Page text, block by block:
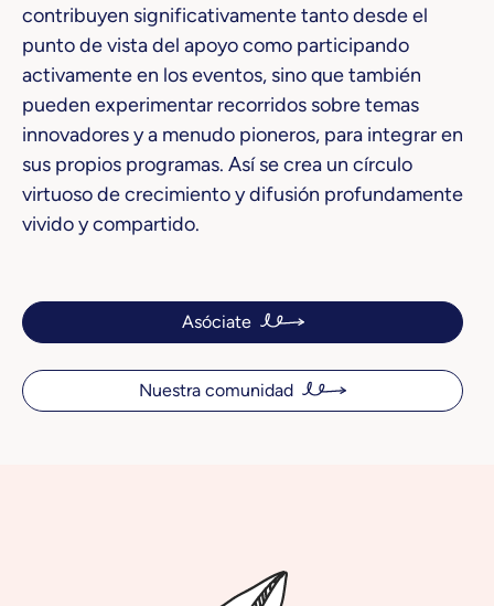
contribuyen significativamente tanto desde el
punto de vista del apoyo como participando
activamente en los eventos, sino que también
pueden experimentar recorridos sobre temas
innovadores y a menudo pioneros, para integrar en
sus propios programas. Así se crea un círculo
virtuoso de crecimiento y difusión profundamente
vivido y compartido.
Asóciate
Nuestra comunidad